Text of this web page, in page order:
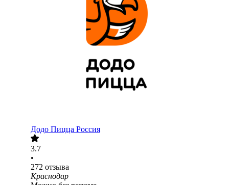
Додо Пицца Россия
3.7
•
272 отзыва
Краснодар